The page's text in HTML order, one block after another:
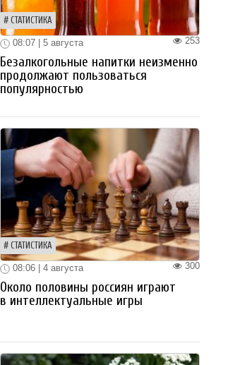
СТАТИСТИКА
253
08:07 | 5 августа
Безалкогольные напитки неизменно
продолжают пользоваться
популярностью
СТАТИСТИКА
300
08:06 | 4 августа
Около половины россиян играют
в интеллектуальные игры